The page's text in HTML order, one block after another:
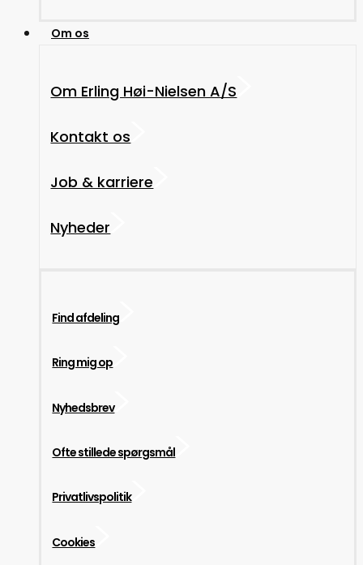
Om os
Om Erling Høi-Nielsen A/S
Kontakt os
Job & karriere
Nyheder
Find afdeling
Ring mig op
Nyhedsbrev
Ofte stillede spørgsmål
Privatlivspolitik
Cookies